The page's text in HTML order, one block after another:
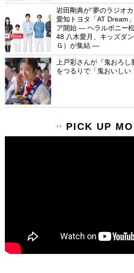
岩田剛典が”夢のラジオ
愛知トヨタ「AT Dream
ア開始 ― ヘラルボニー
48 八木愛月、キッズダ
Ｇ）が集結 ―
上戸彩さんが『鬼おろし
をつるりで「鬼おいしい
PICK UP